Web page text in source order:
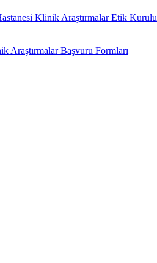
Klinik Araştırmalar Etik Kurulu
Araştırmalar Başvuru Formları